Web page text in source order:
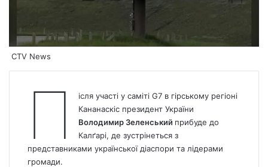
CTV News
П
ісля участі у саміті G7 в гірському регіоні
Кананаскіс президент України
Володимир Зеленський прибуде до
Калґарі, де зустрінеться з
представниками української діаспори та лідерами
громади.